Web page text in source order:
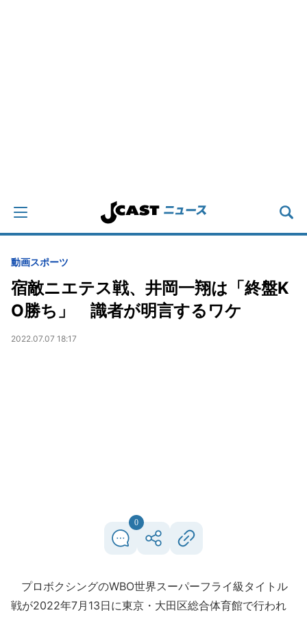
動画スポーツ
宿敵ニエテス戦、井岡一翔は「終盤K
O勝ち」 識者が明言するワケ
2022.07.07 18:17
0
プロボクシングのWBO世界スーパーフライ級タイトル
戦が2022年7月13日に東京・大田区総合体育館で行われ